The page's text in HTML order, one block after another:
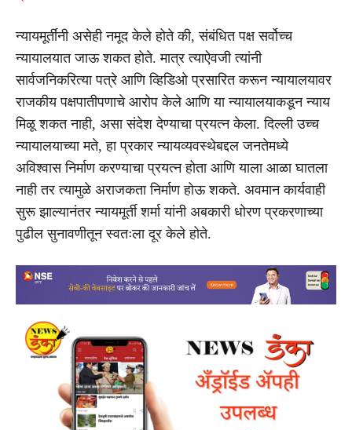
न्यायमूर्तींनी असेही नमूद केले होते की, संबंधित पक्ष सर्वोच्च
न्यायालयात जाऊ शकत होते. मात्र त्याऐवजी त्यांनी
सार्वजनिकरित्या पत्रे आणि व्हिडिओ प्रसारित करून न्यायालयावर
राजकीय पक्षपातीपणाचे आरोप केले आणि या न्यायालयाकडून न्याय
मिळू शकत नाही, असा संदेश देण्याचा प्रयत्न केला. दिल्ली उच्च
न्यायालयाच्या मते, हा प्रकार न्यायव्यवस्थेबद्दल जनतेमध्ये
अविश्वास निर्माण करण्याचा प्रयत्न होता आणि याला आळा घातला
नाही तर त्यामुळे अराजकता निर्माण होऊ शकते. अवमान कार्यवाही
सुरू झाल्यानंतर न्यायमूर्ती शर्मा यांनी अबकारी धोरण प्रकरणाच्या
पुढील सुनावणीतून स्वतःला दूर केले होते.